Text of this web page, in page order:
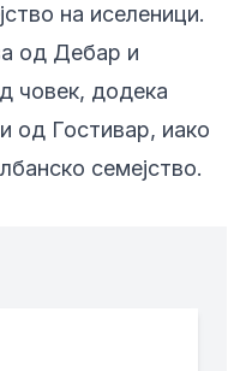
на иселеници.
од Дебар и
човек, додека
од Гостивар, иако
семејство.